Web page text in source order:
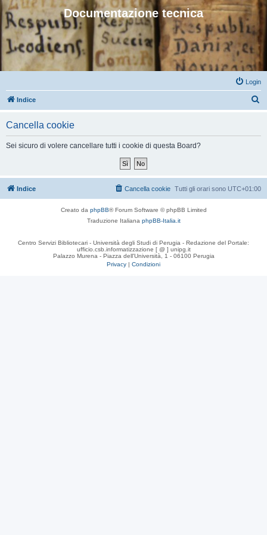
Documentazione tecnica
Login
Indice
Cancella cookie
Sei sicuro di volere cancellare tutti i cookie di questa Board?
Indice Tutti gli orari sono UTC+01:00
Cancella cookie
Creato da phpBB® Forum Software © phpBB Limited
Traduzione Italiana phpBB-Italia.it
Centro Servizi Bibliotecari - Università degli Studi di Perugia - Redazione del Portale:
ufficio.csb.informatizzazione [ @ ] unipg.it
Palazzo Murena - Piazza dell'Università, 1 - 06100 Perugia
Privacy | Condizioni